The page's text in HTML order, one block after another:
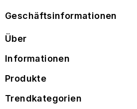
Geschäftsinformationen
Über
Informationen
Produkte
Trendkategorien